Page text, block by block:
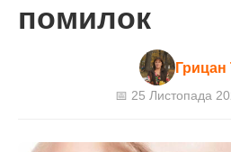
помилок
Грицан
📅 25 Листопада